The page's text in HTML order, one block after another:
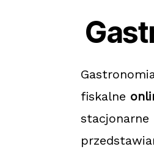
fiskalne
stacjonarne